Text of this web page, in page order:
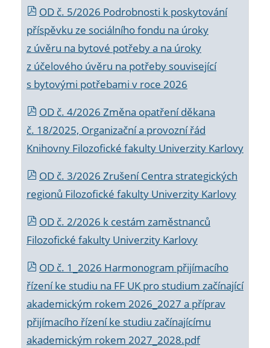
OD č. 5/2026 Podrobnosti k poskytování
příspěvku ze sociálního fondu na úroky
z úvěru na bytové potřeby a na úroky
z účelového úvěru na potřeby související
s bytovými potřebami v roce 2026
OD č. 4/2026 Změna opatření děkana
č. 18/2025, Organizační a provozní řád
Knihovny Filozofické fakulty Univerzity Karlovy
OD č. 3/2026 Zrušení Centra strategických
regionů Filozofické fakulty Univerzity Karlovy
OD č. 2/2026 k cestám zaměstnanců
Filozofické fakulty Univerzity Karlovy
OD č. 1_2026 Harmonogram přijímacího
řízení ke studiu na FF UK pro studium začínající
akademickým rokem 2026_2027 a příprav
přijímacího řízení ke studiu začínajícímu
akademickým rokem 2027_2028.pdf